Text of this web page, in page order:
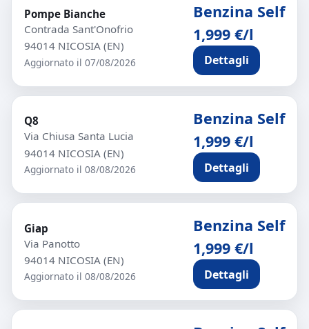
Pompe Bianche
Contrada Sant'Onofrio
94014 NICOSIA (EN)
Aggiornato il 07/08/2026
Benzina Self
1,999 €/l
Dettagli
Q8
Via Chiusa Santa Lucia
94014 NICOSIA (EN)
Aggiornato il 08/08/2026
Benzina Self
1,999 €/l
Dettagli
Giap
Via Panotto
94014 NICOSIA (EN)
Aggiornato il 08/08/2026
Benzina Self
1,999 €/l
Dettagli